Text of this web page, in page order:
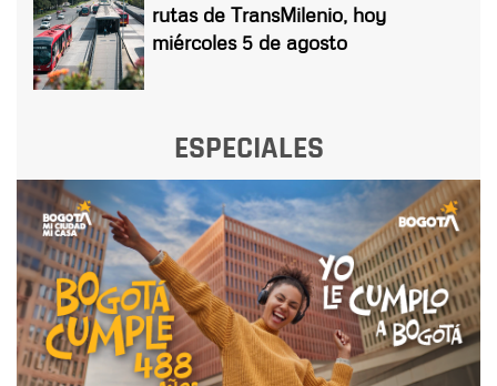
rutas de TransMilenio, hoy
miércoles 5 de agosto
ESPECIALES